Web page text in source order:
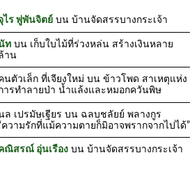
ไร พู่พันจิตย์บน บ้านจัดสรรบางกระเจ้า
ทบน เก็บใบไม้ที่ร่วงหล่น สร้างเงินหลาย
าน
นตัวเล็ก ที่เจียงใหม่ บน ข้าวโพด สาเหตุแห่ง
ารทำลายป่า น้ำแล้งและหมอกควันพิษ
ล เปรมัษเฐียร บน ฉลบชลัยย์ พลางกูร
ความรักที่แม้ความตายก็มิอาจพรากจากไปได้”
ณิสรณ์ อุ่นเรืองบน บ้านจัดสรรบางกระเจ้า